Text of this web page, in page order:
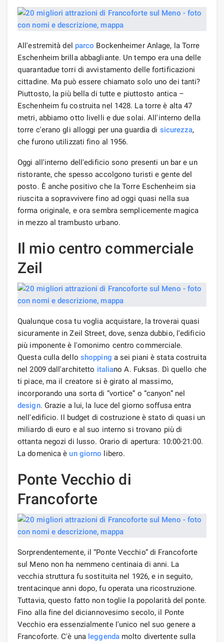
All'estremità del parco Bockenheimer Anlage, la Torre
Eschenheim brilla abbagliante. Un tempo era una delle
quarantadue torri di avvistamento delle fortificazioni
cittadine. Ma può essere chiamato solo uno dei tanti?
Piuttosto, la più bella di tutte e piuttosto antica –
Eschenheim fu costruita nel 1428. La torre è alta 47
metri, abbiamo otto livelli e due solai. All'interno della
torre c'erano gli alloggi per una guardia di sicurezza,
che furono utilizzati fino al 1956.
Oggi all'interno dell'edificio sono presenti un bar e un
ristorante, che spesso accolgono turisti e gente del
posto. È anche positivo che la Torre Eschenheim sia
riuscita a sopravvivere fino ad oggi quasi nella sua
forma originale, e ora sembra semplicemente magica
in mezzo al trambusto urbano.
Il mio centro commerciale
Zeil
Qualunque cosa tu voglia acquistare, la troverai quasi
sicuramente in Zeil Street, dove, senza dubbio, l'edificio
più imponente è l'omonimo centro commerciale.
Questa culla dello shopping a sei piani è stata costruita
nel 2009 dall'architetto italiano A. Fuksas. Dì quello che
ti piace, ma il creatore si è girato al massimo,
incorporando una sorta di “vortice” o “canyon” nel
design. Grazie a lui, la luce del giorno soffusa entra
nell'edificio. Il budget di costruzione è stato di quasi un
miliardo di euro e al suo interno si trovano più di
ottanta negozi di lusso. Orario di apertura: 10:00-21:00.
La domenica èun giorno libero.
Ponte Vecchio di
Francoforte
Sorprendentemente, il “Ponte Vecchio” di Francoforte
sul Meno non ha nemmeno centinaia di anni. La
vecchia struttura fu sostituita nel 1926, e in seguito,
trentacinque anni dopo, fu operata una ricostruzione.
Tuttavia, questo fatto non toglie la popolarità del ponte.
Fino alla fine del diciannovesimo secolo, il Ponte
Vecchio era essenzialmente l'unico nel suo genere a
Francoforte. C'è una leggendamolto divertente sulla